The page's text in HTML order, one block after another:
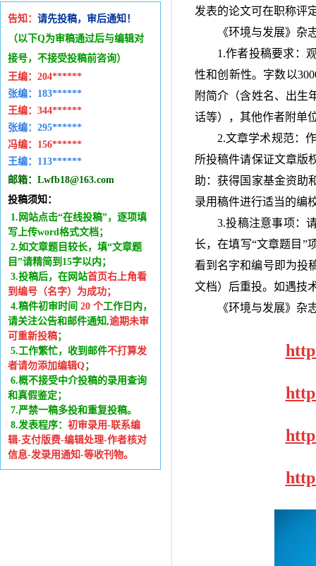
告知： 请先投稿，审后通知！
（以下Q为审稿通过后与编辑对
接号，不接受投稿前咨询）
王编： 204******
张编：183******
王编： 344******
张编：295******
冯编： 156******
王编： 113******
邮箱： Lwfb18@163.com
投稿须知：
1.网站点击“在线投稿”，逐项填
写上传word格式文档；
2.如文章题目较长，填“文章题
目”请精简到15字以内；
3.投稿后，在网站首页右上角看
到编号（名字）为成功；
4.稿件初审时间 20 个工作日内 ，
请关注公告和邮件通知,逾期未审
可重新投稿；
5.工作繁忙，收到邮件不打算发
者请勿添加编辑Q；
6.概不接受中介投稿的录用查询
和真假鉴定；
7.严禁一稿多投和重复投稿。
8.发表程序： 初审录用-联系编
辑-支付版费-编辑处理-作者核对
信息-发录用通知-等收刊物。
发表的论文可在职称评
《环境与发展》杂
1.作者投稿要求：
性和创新性。字数以
附简介（含姓名、出生
话等），其他作者附单
2.文章学术规范：
所投稿件请保证文章版
助：获得国家基金资助
录用稿件进行适当的编
3.投稿注意事项：
长，在填写“文章题目”
看到名字和编号即为投
文档）后重投。如遇技
《环境与发展》杂